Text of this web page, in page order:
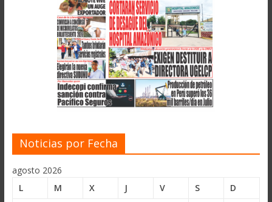
Noticias por Fecha
agosto 2026
L
M X J V S
D